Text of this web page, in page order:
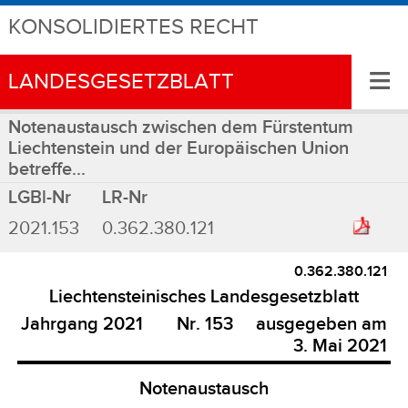
KONSOLIDIERTES RECHT
LANDESGESETZBLATT ≡
Notenaustausch zwischen dem Fürstentum
Liechtenstein und der Europäischen Union
betreffe...
LGBl-Nr
LR-Nr
2021.153
0.362.380.121